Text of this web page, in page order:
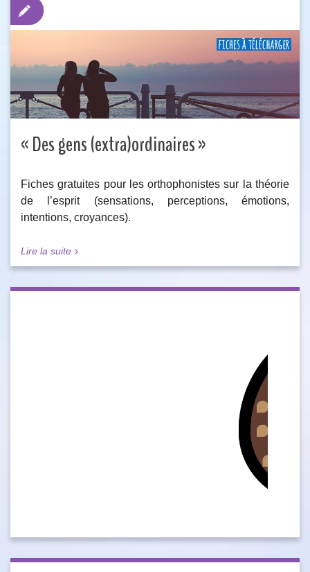
« Des gens (extra)ordinaires »
Fiches gratuites pour les orthophonistes sur la théorie
de l’esprit (sensations, perceptions, émotions,
intentions, croyances).
Lire la suite